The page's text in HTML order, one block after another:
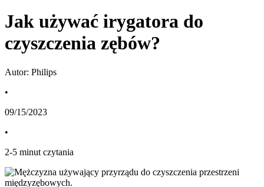
Jak używać irygatora do
czyszczenia zębów?
Autor: Philips
•
09/15/2023
•
2-5 minut czytania